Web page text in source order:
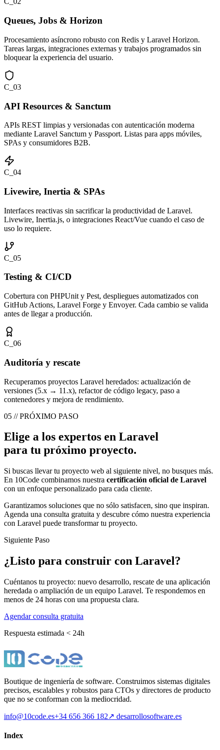
Queues, Jobs & Horizon
Procesamiento asíncrono robusto con Redis y Laravel Horizon.
Tareas largas, integraciones externas y trabajos programados sin
bloquear la experiencia del usuario.
C_03
API Resources & Sanctum
APIs REST limpias y versionadas con autenticación moderna
mediante Laravel Sanctum y Passport. Listas para apps móviles,
SPAs y consumidores B2B.
C_04
Livewire, Inertia & SPAs
Interfaces reactivas sin sacrificar la productividad de Laravel.
Livewire, Inertia.js, o integraciones React/Vue cuando el caso de
uso lo requiere.
C_05
Testing & CI/CD
Cobertura con PHPUnit y Pest, despliegues automatizados con
GitHub Actions, Laravel Forge y Envoyer. Cada cambio se valida
antes de llegar a producción.
C_06
Auditoría y rescate
Recuperamos proyectos Laravel heredados: actualización de
versiones (5.x → 11.x), refactor de código legacy, paso a
contenedores y mejora de rendimiento.
05 // PRÓXIMO PASO
Elige a los expertos en Laravel
para tu próximo proyecto.
Si buscas llevar tu proyecto web al siguiente nivel, no busques más.
En 10Code combinamos nuestra certificación oficial de Laravel
con un enfoque personalizado para cada cliente.
Garantizamos soluciones que no sólo satisfacen, sino que inspiran.
Agenda una consulta gratuita y descubre cómo nuestra experiencia
con Laravel puede transformar tu proyecto.
Siguiente Paso
¿Listo para construir con Laravel?
Cuéntanos tu proyecto: nuevo desarrollo, rescate de una aplicación
heredada o ampliación de un equipo Laravel. Te respondemos en
menos de 24 horas con una propuesta clara.
Agendar consulta gratuita
Respuesta estimada < 24h
Boutique de ingeniería de software. Construimos sistemas digitales
precisos, escalables y robustos para CTOs y directores de producto
que no se conforman con la mediocridad.
info@10code.es+34 656 366 182↗ desarrollosoftware.es
Index